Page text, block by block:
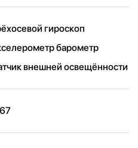
гироскоп
барометр
внешней освещённости